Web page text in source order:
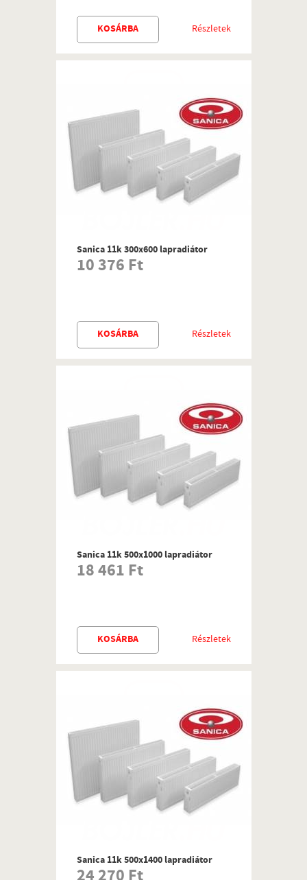
Részletek
KOSÁRBA
Sanica 11k 300x600 lapradiátor
10 376 Ft
Részletek
KOSÁRBA
Sanica 11k 500x1000 lapradiátor
18 461 Ft
Részletek
KOSÁRBA
Sanica 11k 500x1400 lapradiátor